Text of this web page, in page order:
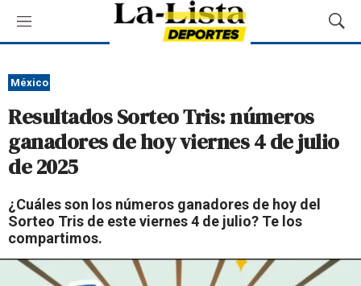
M
e
ú
M
o
B
a
México
Resultados Sorteo Tris: números
ganadores de hoy viernes 4 de julio
de 2025
¿Cuáles son los números ganadores de hoy del
Sorteo Tris de este viernes 4 de julio? Te los
compartimos.